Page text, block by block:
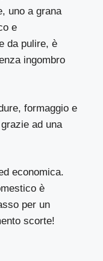
uno a grana
e
da pulire, è
ingombro
formaggio e
ad una
economica.
è
per un
scorte!